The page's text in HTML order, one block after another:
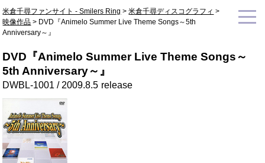
米倉千尋ファンサイト - Smilers Ring >米倉千尋ディスコグラフィ >
映像作品 > DVD『Animelo Summer Live Theme Songs～5th
Anniversary～』
DVD『Animelo Summer Live Theme Songs～
5th Anniversary～』
DWBL-1001 / 2009.8.5 release